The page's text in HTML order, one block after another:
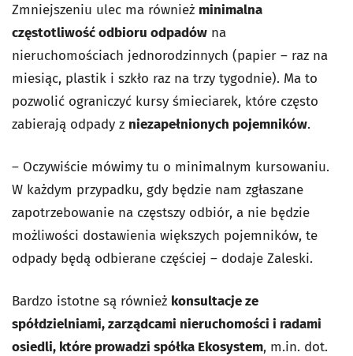
Zmniejszeniu ulec ma również minimalna
częstotliwość odbioru odpadów na
nieruchomościach jednorodzinnych (papier – raz na
miesiąc, plastik i szkło raz na trzy tygodnie). Ma to
pozwolić ograniczyć kursy śmieciarek, które często
zabierają odpady z niezapełnionych pojemników.
– Oczywiście mówimy tu o minimalnym kursowaniu.
W każdym przypadku, gdy będzie nam zgłaszane
zapotrzebowanie na częstszy odbiór, a nie będzie
możliwości dostawienia większych pojemników, te
odpady będą odbierane częściej – dodaje Zaleski.
Bardzo istotne są również konsultacje ze
spółdzielniami, zarządcami nieruchomości i radami
osiedli, które prowadzi spółka Ekosystem, m.in. dot.